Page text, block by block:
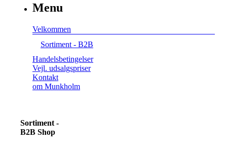
Menu
Velkommen
Sortiment - B2B
Handelsbetingelser
Vejl. udsalgspriser
Kontakt
om Munkholm
Sortiment -
B2B Shop